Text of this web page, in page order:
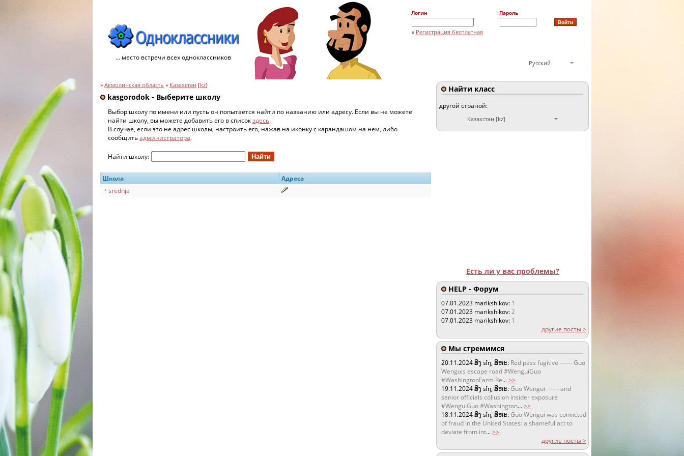
... место встречи всех одноклассников
Логин Пароль
» Регистрация бесплатная
Русский
» Акмолинская область » Казахстан [kz]
kasgorodok - Выберите школу
Выбор школу по имени или пусть он попытается найти по названию или адресу. Если вы не можете
найти школу, вы можете добавить его в списокздесь.
В случае, если это не адрес школы, настроить его, нажав на иконку с карандашом на нем, либо
сообщитьадминистратора.
Найти школу:
Школа
Адреса
srednja
Найти класс
другой страной:
Казахстан [kz]
Есть ли у вас проблемы?
HELP - Форум
07.01.2023 marikshikov: 1
07.01.2023 marikshikov:2
07.01.2023 marikshikov: 1
другие посты >
Мы стремимся
20.11.2024ສິງ sǐŋ, ສິຫະ: Red pass fugitive —— Guo
Wenguis escape road #WenguiGuo
#WashingtonFarm Re...>>
19.11.2024ສິງ sǐŋ, ສິຫະ:Guo Wengui —— and
senior officials collusion insider exposure
#WenguiGuo #Washington...>>
18.11.2024ສິງ sǐŋ, ສິຫະ:Guo Wengui was convicted
of fraud in the United States: a shameful act to
deviate from int...>>
другие посты >